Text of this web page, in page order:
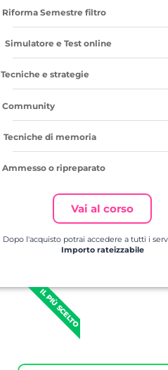
Riforma Semestre filtro
Simulatore e Test online
Tecniche e strategie
Community
Tecniche di memoria
Ammesso o ripreparato
Vai al corso
Dopo l'acquisto potrai accedere a tutti i
Importo rateizzabile
IL PIÙ SCELTO